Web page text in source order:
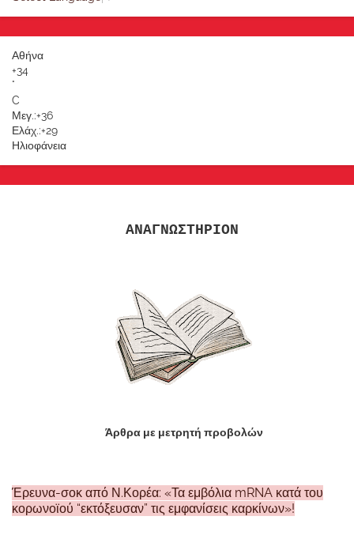
Αθήνα
+34
°
C
Μεγ.:+36
Ελάχ.:+29
Ηλιοφάνεια
ΑΝΑΓΝΩΣΤΗΡΙΟΝ
Άρθρα με μετρητή προβολών
Έρευνα-σοκ από Ν.Κορέα: «Τα εμβόλια mRNA κατά του
κορωνοϊού “εκτόξευσαν” τις εμφανίσεις καρκίνων»!